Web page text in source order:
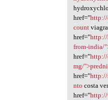
href="http://
count
href="http://
from-india/
href="http://
mg/
href="http://
nto costa
href="http://